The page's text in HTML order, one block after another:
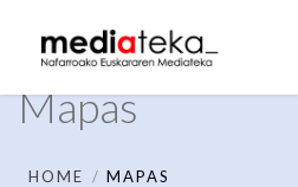
Mapas
HOME MAPAS